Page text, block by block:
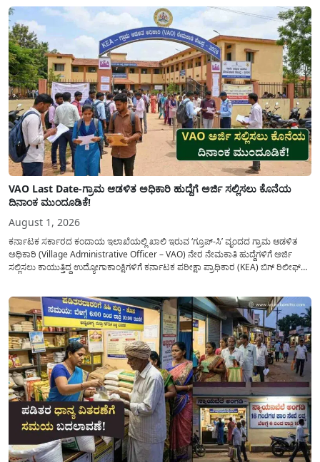
VAO Last Date-ಗ್ರಾಮ ಆಡಳಿತ ಅಧಿಕಾರಿ ಹುದ್ದೆಗೆ ಅರ್ಜಿ ಸಲ್ಲಿಸಲು ಕೊನೆಯ
ದಿನಾಂಕ ಮುಂದೂಡಿಕೆ!
August 1, 2026
ಕರ್ನಾಟಕ ಸರ್ಕಾರದ ಕಂದಾಯ ಇಲಾಖೆಯಲ್ಲಿ ಖಾಲಿ ಇರುವ ‘ಗ್ರೂಪ್-ಸಿ’ ವೃಂದದ ಗ್ರಾಮ ಆಡಳಿತ
ಅಧಿಕಾರಿ (Village Administrative Officer – VAO) ನೇರ ನೇಮಕಾತಿ ಹುದ್ದೆಗಳಿಗೆ ಅರ್ಜಿ
ಸಲ್ಲಿಸಲು ಕಾಯುತ್ತಿದ್ದ ಉದ್ಯೋಗಾಕಾಂಕ್ಷಿಗಳಿಗೆ ಕರ್ನಾಟಕ ಪರೀಕ್ಷಾ ಪ್ರಾಧಿಕಾರ (KEA) ಬಿಗ್ ರಿಲೀಫ್